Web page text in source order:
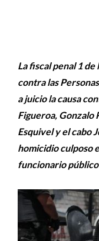
La fiscal penal 1
contra las
a juicio la causa
Figueroa, Gonzalo
Esquivel y el cabo
homicidio culposo
funcionario